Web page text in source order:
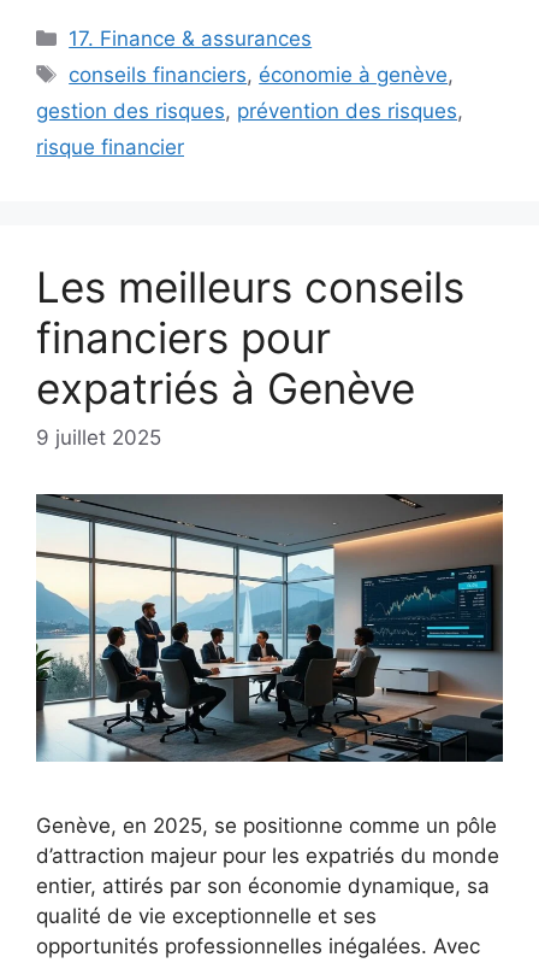
Catégories
17. Finance & assurances
Étiquettes
conseils financiers, économie à genève,
gestion des risques, prévention des risques,
risque financier
Les meilleurs conseils
financiers pour
expatriés à Genève
9 juillet 2025
Genève, en 2025, se positionne comme un pôle
d’attraction majeur pour les expatriés du monde
entier, attirés par son économie dynamique, sa
qualité de vie exceptionnelle et ses
opportunités professionnelles inégalées. Avec